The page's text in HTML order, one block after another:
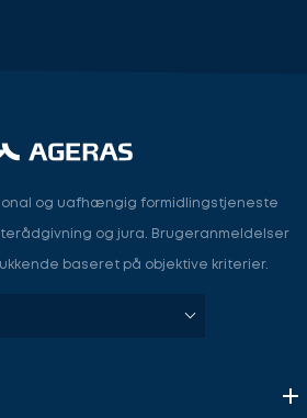
og uafhængig formidlingstjeneste
og jura. Brugeranmeldelser
baseret på objektive kriterier.